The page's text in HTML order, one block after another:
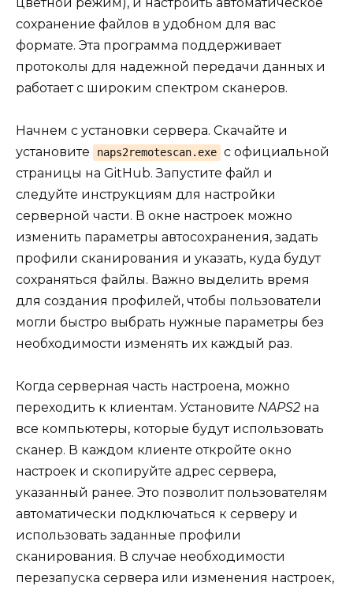
сохранение файлов в удобном для вас
формате. Эта программа поддерживает
протоколы для надежной передачи данных и
работает с широким спектром сканеров.
Начнем с установки сервера. Скачайте и
установите
naps2remotescan.exe с официальной
страницы на GitHub. Запустите файл и
следуйте инструкциям для настройки
серверной части. В окне настроек можно
изменить параметры автосохранения, задать
профили сканирования и указать, куда будут
сохраняться файлы. Важно выделить время
для создания профилей, чтобы пользователи
могли быстро выбрать нужные параметры без
необходимости изменять их каждый раз.
Когда серверная часть настроена, можно
переходить к клиентам. Установите NAPS2 на
все компьютеры, которые будут использовать
сканер. В каждом клиенте откройте окно
настроек и скопируйте адрес сервера,
указанный ранее. Это позволит пользователям
автоматически подключаться к серверу и
использовать заданные профили
сканирования. В случае необходимости
перезапуска сервера или изменения настроек,